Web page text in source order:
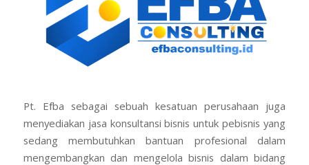
Pt. Efba sebagai sebuah kesatuan perusahaan juga
menyediakan jasa konsultansi bisnis untuk pebisnis yang
sedang membutuhkan bantuan profesional dalam
mengembangkan dan mengelola bisnis dalam bidang